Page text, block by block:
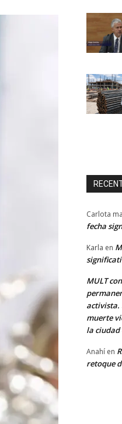
Carlota
fecha
Karla en
MULT
activista.
muerte
la ciudad
Anahí en
retoque